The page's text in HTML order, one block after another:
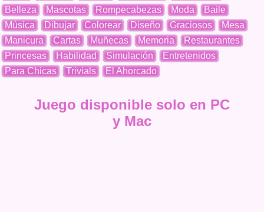
Belleza
Mascotas Rompecabezas Moda
Baile
Música
Dibujar Colorear Diseño Graciosos
Mesa
Manicura
Cartas Muñecas Memoria
Restaurantes
Princesas
Habilidad Simulación
Entretenidos
Para Chicas
Trivials El Ahorcado
Juego disponible solo en PC
y Mac